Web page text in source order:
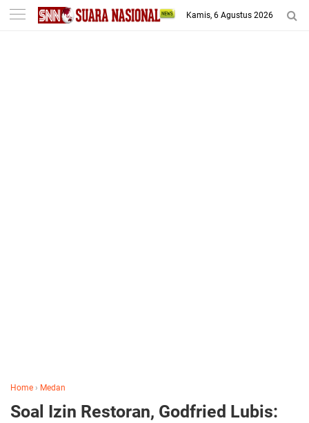
-->
Kamis, 6 Agustus 2026
Home › Medan
Soal Izin Restoran, Godfried Lubis: